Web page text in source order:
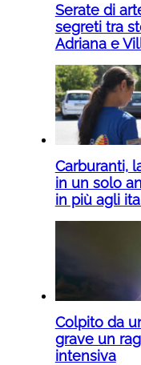
Serate di
segreti tra
Adriana e
Carburanti,
in un solo
in più agli
Colpito da
grave un
intensiva